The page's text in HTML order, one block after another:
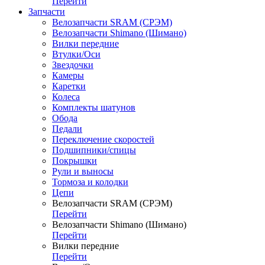
Запчасти
Велозапчасти SRAM (СРЭМ)
Велозапчасти Shimano (Шимано)
Вилки передние
Втулки/Оси
Звездочки
Камеры
Каретки
Колеса
Комплекты шатунов
Обода
Педали
Переключение скоростей
Подшипники/спицы
Покрышки
Рули и выносы
Тормоза и колодки
Цепи
Велозапчасти SRAM (СРЭМ)
Перейти
Велозапчасти Shimano (Шимано)
Перейти
Вилки передние
Перейти